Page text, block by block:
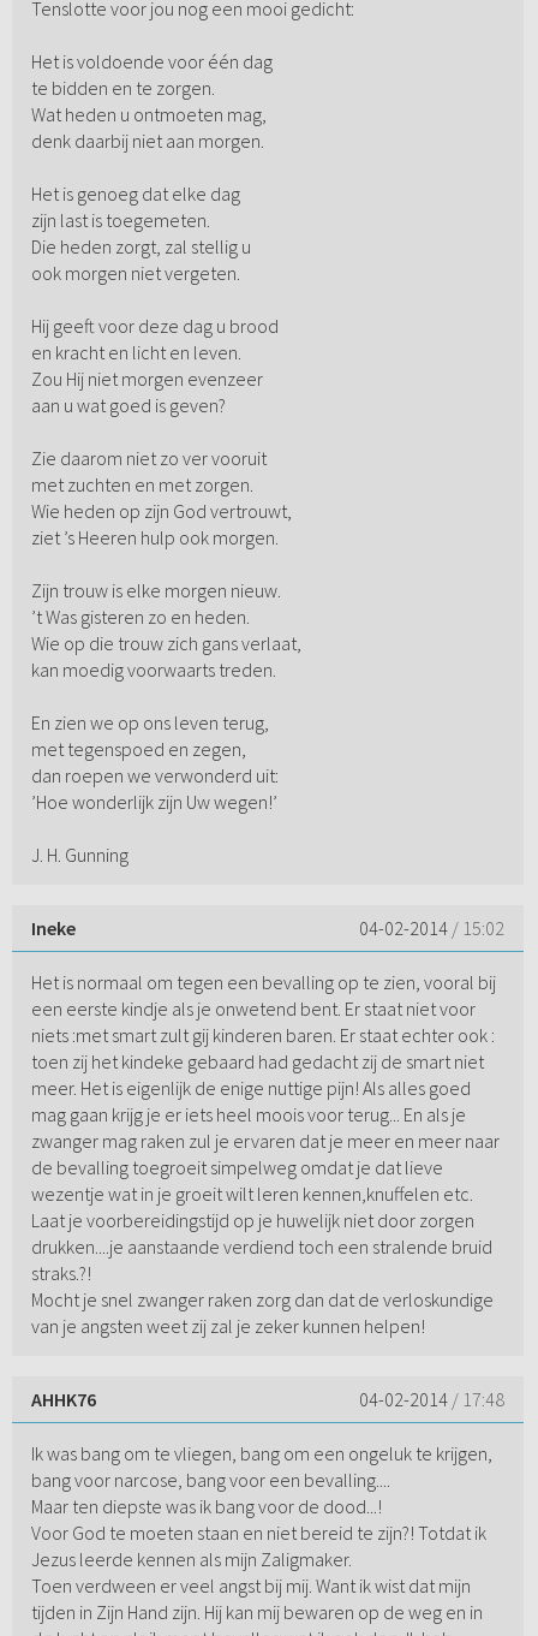
Tenslotte voor jou nog een mooi gedicht:
Het is voldoende voor één dag
te bidden en te zorgen.
Wat heden u ontmoeten mag,
denk daarbij niet aan morgen.
Het is genoeg dat elke dag
zijn last is toegemeten.
Die heden zorgt, zal stellig u
ook morgen niet vergeten.
Hij geeft voor deze dag u brood
en kracht en licht en leven.
Zou Hij niet morgen evenzeer
aan u wat goed is geven?
Zie daarom niet zo ver vooruit
met zuchten en met zorgen.
Wie heden op zijn God vertrouwt,
ziet ’s Heeren hulp ook morgen.
Zijn trouw is elke morgen nieuw.
’t Was gisteren zo en heden.
Wie op die trouw zich gans verlaat,
kan moedig voorwaarts treden.
En zien we op ons leven terug,
met tegenspoed en zegen,
dan roepen we verwonderd uit:
’Hoe wonderlijk zijn Uw wegen!’
J. H. Gunning
Ineke 04-02-2014 / 15:02
Het is normaal om tegen een bevalling op te zien, vooral bij
een eerste kindje als je onwetend bent. Er staat niet voor
niets :met smart zult gij kinderen baren. Er staat echter ook :
toen zij het kindeke gebaard had gedacht zij de smart niet
meer. Het is eigenlijk de enige nuttige pijn! Als alles goed
mag gaan krijg je er iets heel moois voor terug... En als je
zwanger mag raken zul je ervaren dat je meer en meer naar
de bevalling toegroeit simpelweg omdat je dat lieve
wezentje wat in je groeit wilt leren kennen,knuffelen etc.
Laat je voorbereidingstijd op je huwelijk niet door zorgen
drukken....je aanstaande verdiend toch een stralende bruid
straks.?!
Mocht je snel zwanger raken zorg dan dat de verloskundige
van je angsten weet zij zal je zeker kunnen helpen!
AHHK76 04-02-2014 / 17:48
Ik was bang om te vliegen, bang om een ongeluk te krijgen,
bang voor narcose, bang voor een bevalling....
Maar ten diepste was ik bang voor de dood...!
Voor God te moeten staan en niet bereid te zijn?! Totdat ik
Jezus leerde kennen als mijn Zaligmaker.
Toen verdween er veel angst bij mij. Want ik wist dat mijn
tijden in Zijn Hand zijn. Hij kan mij bewaren op de weg en in